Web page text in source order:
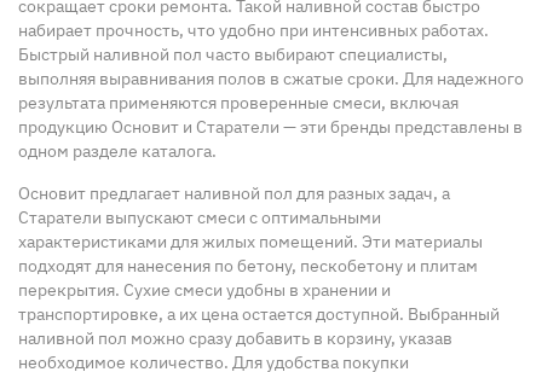
сокращает сроки ремонта. Такой наливной состав быстро
набирает прочность, что удобно при интенсивных работах.
Быстрый наливной пол часто выбирают специалисты,
выполняя выравнивания полов в сжатые сроки. Для надежного
результата применяются проверенные смеси, включая
продукцию Основит и Старатели — эти бренды представлены в
одном разделе каталога.
Основит предлагает наливной пол для разных задач, а
Старатели выпускают смеси с оптимальными
характеристиками для жилых помещений. Эти материалы
подходят для нанесения по бетону, пескобетону и плитам
перекрытия. Сухие смеси удобны в хранении и
транспортировке, а их цена остается доступной. Выбранный
наливной пол можно сразу добавить в корзину, указав
необходимое количество. Для удобства покупки